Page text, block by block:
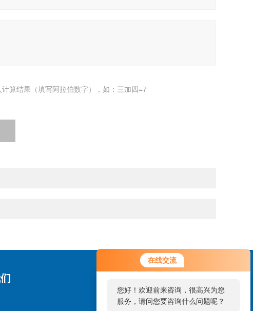
在线交流
您好！欢迎前来咨询，很高兴为您
服务，请问您要咨询什么问题呢？
计算结果（填写阿拉伯数字），如：三加四=7